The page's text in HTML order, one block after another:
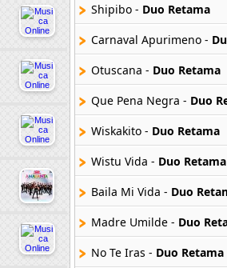
Shipibo - Duo Retama
Carnaval Apurimeno -
Otuscana - Duo Retama
Que Pena Negra - Duo
Wiskakito - Duo Retama
Wistu Vida - Duo Retama
Baila Mi Vida - Duo
Madre Umilde - Duo
No Te Iras - Duo Retama